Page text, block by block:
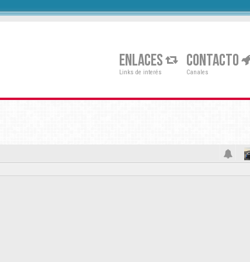
ENLACES
Links de interés
CONTACTO
Canales